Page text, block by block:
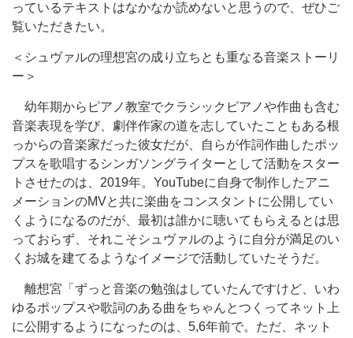
っているテキストはなかなか読めないと思うので、ぜひご
覧いただきたい。
＜シュヴァルの理想宮の成り立ちとも重なる音楽ストーリ
ー＞
幼年期からピアノ教室でクラシックピアノや作曲も含む
音楽表現を学び、劇伴作家の道を志していたこともある根
っからの音楽家だった彼女だが、自らが作詞作曲したポッ
プスを歌唱するシンガソングライターとして活動をスター
トさせたのは、2019年。YouTubeに自身で制作したアニ
メーションのMVと共に楽曲をコンスタントに公開してい
くようになるのだが、最初は誰かに聴いてもらえるとは思
っておらず、それこそシュヴァルのように自分が満足のい
くお城を建てるようなイメージで活動していたそうだ。
離想宮「ずっと音楽の勉強はしていたんですけど、いわ
ゆるポップスや歌詞のある曲をちゃんとつくってネット上
に公開するようになったのは、5,6年前で。ただ、ネット